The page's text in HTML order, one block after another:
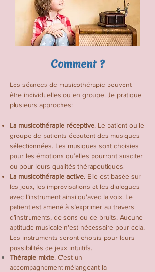
Comment ?
Les séances de musicothérapie peuvent
être individuelles ou en groupe. Je pratique
plusieurs approches:
La musicothérapie réceptive. Le patient ou le
groupe de patients écoutent des musiques
sélectionnées. Les musiques sont choisies
pour les émotions qu’elles pourront susciter
ou pour leurs qualités thérapeutiques.​
La musicothérapie active. Elle est basée sur
les jeux, les improvisations et les dialogues
avec l’instrument ainsi qu'avec la voix. Le
patient est amené à s’exprimer au travers
d’instruments, de sons ou de bruits. Aucune
aptitude musicale n'est nécessaire pour cela.
Les instruments seront choisis pour leurs
possibilités de jeux intuitifs.​
Thérapie mixte. C'est un
accompagnement mélangeant la